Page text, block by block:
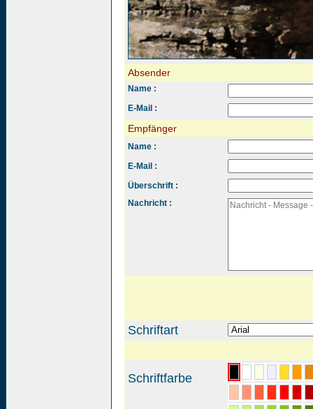
Absender
Name :
E-Mail :
Empfänger
Name :
E-Mail :
Überschrift :
Nachricht :
Schriftart
Schriftfarbe